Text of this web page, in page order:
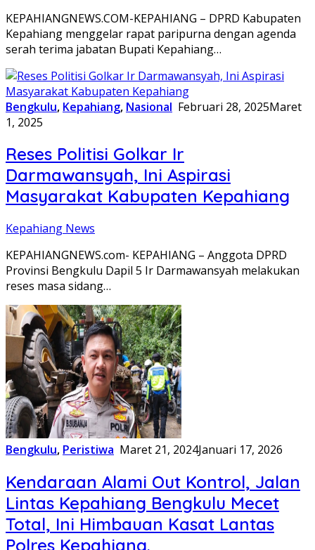
KEPAHIANGNEWS.COM-KEPAHIANG – DPRD Kabupaten
Kepahiang menggelar rapat paripurna dengan agenda
serah terima jabatan Bupati Kepahiang…
Bengkulu, Kepahiang, Nasional Februari 28, 2025Maret
1, 2025
Reses Politisi Golkar Ir
Darmawansyah, Ini Aspirasi
Masyarakat Kabupaten Kepahiang
Kepahiang News
KEPAHIANGNEWS.com- KEPAHIANG – Anggota DPRD
Provinsi Bengkulu Dapil 5 Ir Darmawansyah melakukan
reses masa sidang…
Bengkulu, Peristiwa Maret 21, 2024Januari 17, 2026
Kendaraan Alami Out Kontrol, Jalan
Lintas Kepahiang Bengkulu Mecet
Total, Ini Himbauan Kasat Lantas
Polres Kepahiang.